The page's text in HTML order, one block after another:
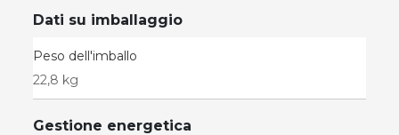
Dati su imballaggio
Peso dell'imballo
22,8 kg
Gestione energetica